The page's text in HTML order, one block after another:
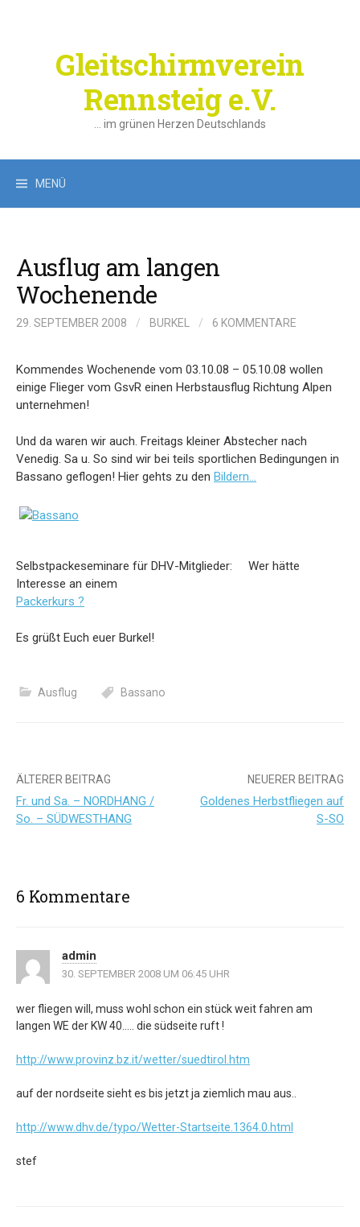
Gleitschirmverein
Rennsteig e.V.
… im grünen Herzen Deutschlands
MENÜ
Ausflug am langen
Wochenende
29. SEPTEMBER 2008 / BURKEL / 6 KOMMENTARE
Kommendes Wochenende vom 03.10.08 – 05.10.08 wollen
einige Flieger vom GsvR einen Herbstausflug Richtung Alpen
unternehmen!
Und da waren wir auch. Freitags kleiner Abstecher nach
Venedig. Sa u. So sind wir bei teils sportlichen Bedingungen in
Bassano geflogen! Hier gehts zu den Bildern…
Selbstpackeseminare für DHV-Mitglieder: Wer hätte
Interesse an einem
Packerkurs ?
Es grüßt Euch euer Burkel!
Ausflug Bassano
Beitrags-
Navigation
ÄLTERER BEITRAG
Fr. und Sa. – NORDHANG /
So. – SÜDWESTHANG
NEUERER BEITRAG
Goldenes Herbstfliegen auf
S-SO
6 Kommentare
admin
30. SEPTEMBER 2008 UM 06:45 UHR
wer fliegen will, muss wohl schon ein stück weit fahren am
langen WE der KW 40….. die südseite ruft !
http://www.provinz.bz.it/wetter/suedtirol.htm
auf der nordseite sieht es bis jetzt ja ziemlich mau aus..
http://www.dhv.de/typo/Wetter-Startseite.1364.0.html
stef